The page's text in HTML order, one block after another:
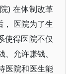
) 在体制改革
医院为了生
使得医院不仅
允许赚钱、
医院和医生能